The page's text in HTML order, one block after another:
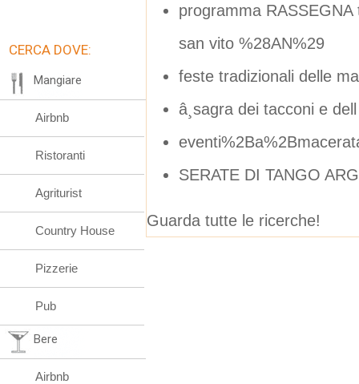
programma
san vito %28AN%29
feste tradizionali delle
â¸sagra dei tacconi e
SERATE DI TANGO
Guarda tutte le ricerche!
CERCA DOVE:
Mangiare
Airbnb
Ristoranti
Agriturist
Country House
Pizzerie
Pub
Bere
Airbnb